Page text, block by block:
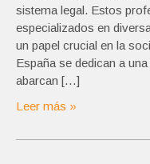
sistema legal. Estos
especializados en
un papel crucial en la
España se dedican a
abarcan […]
Leer más »